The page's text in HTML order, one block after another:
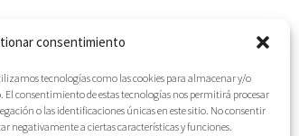
consentimiento
tecnologías como las cookies para almacenar y/o
consentimiento de estas tecnologías nos permitirá procesar
o las identificaciones únicas en este sitio. No consentir
negativamente a ciertas características y funciones.